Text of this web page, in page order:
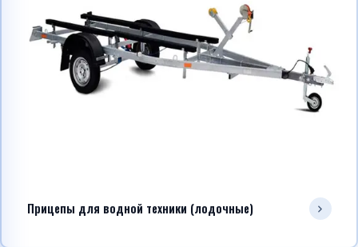
Прицепы для водной техники (лодочные)